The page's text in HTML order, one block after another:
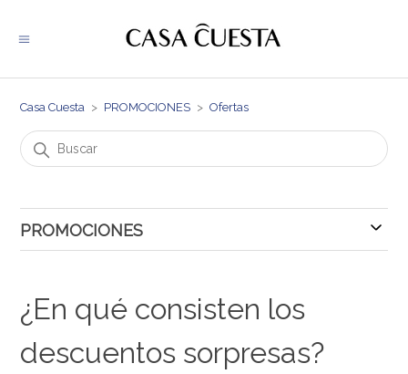
Casa Cuesta PROMOCIONES Ofertas
PROMOCIONES
¿En qué consisten los
descuentos sorpresas?